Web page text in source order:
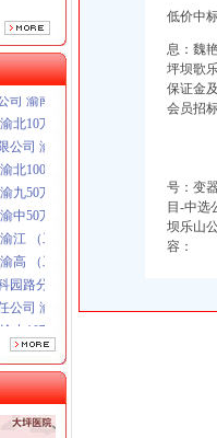
园路分公司 渝高 （工商注册）
公司 渝高100万 （进出口权）
中10万 （工商注册）
渝南10万 （工商注册）
北10万 （工商注册）
司 渝大10万 （工商注册）
北10010万 (进出口权)
九50万 （工商注册）
中50万 （工商注册）
江 （工商注册）
高 （工商注册）
路分公司 渝高 （工商注册）
司 渝高100万 （进出口权）
中10万 （工商注册）
渝南10万 （工商注册）
北10万 （工商注册）
司 渝大10万 （工商注册）
低价中
息：魏
坪坝歌
保证金
会员招
号： 变
目-中选
坝乐山
容：